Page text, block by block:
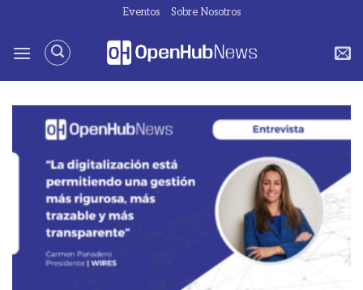
contenido
Eventos Sobre Nosotros